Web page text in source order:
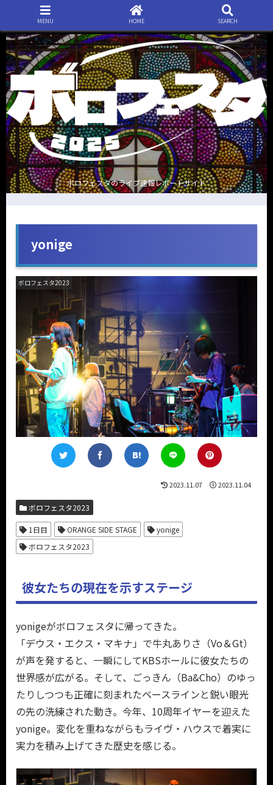
ボロフェスタのライブ速報レポートサイト
yonige
ボロフェスタ2023
2023.11.07 2023.11.04
ボロフェスタ2023
1日目 ORANGE SIDE STAGE
yonige
ボロフェスタ2023
彼女たちの現在を示すステージ
yonigeがボロフェスタに帰ってきた。
「デウス・エクス・マキナ」で牛丸ありさ（Vo＆Gt）
が声を発すると、一瞬にしてKBSホールに彼女たちの
世界感が広がる。そして、ごっきん（Ba&Cho）のゆっ
たりしつつも正確に刻まれたベースラインと鋭い眼光
の先の洗練された動き。今年、10周年イヤーを迎えた
yonige。変化を重ねながらもライヴ・ハウスで着実に
実力を積み上げてきた歴史を感じる。
MENU HOME SEARCH